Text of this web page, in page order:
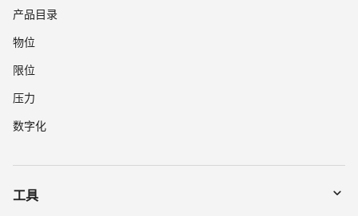
产品目录
物位
限位
压力
数字化
工具